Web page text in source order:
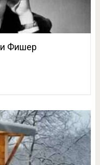
Фишер